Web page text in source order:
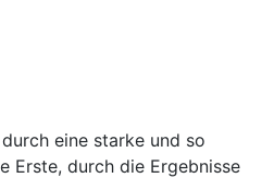
eine starke und so
Erste, durch die Ergebnisse